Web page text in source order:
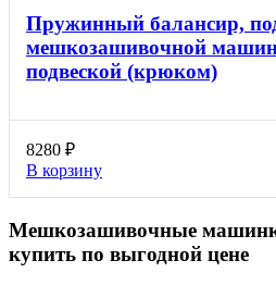
Пружинный балансир,
мешкозашивочной
подвеской (крюком)
8280 ₽
В корзину
Мешкозашивочные
купить по выгодной цене